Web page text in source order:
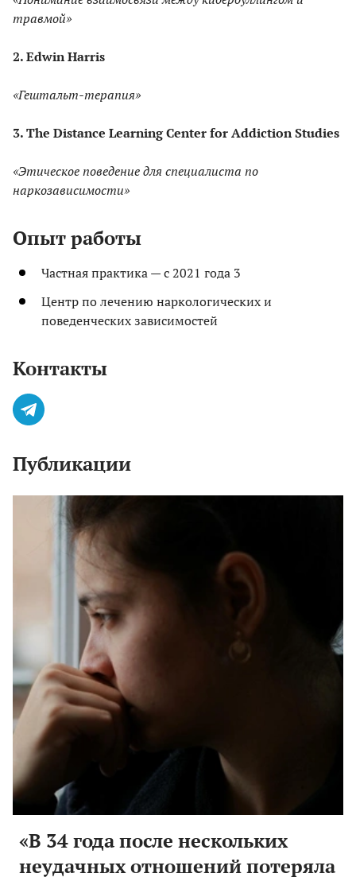
травмой»
2. Edwin Harris
«Гештальт-терапия»
3. The Distance Learning Center for Addiction Studies
«Этическое поведение для специалиста по
наркозависимости»
Опыт работы
Частная практика — с 2021 года 3
Центр по лечению наркологических и
поведенческих зависимостей
Контакты
Публикации
«В 34 года после нескольких
неудачных отношений потеряла